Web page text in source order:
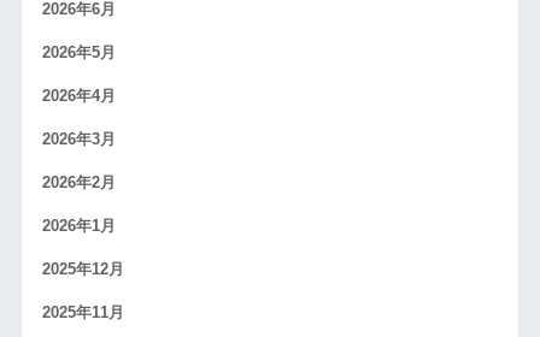
2026年6月
2026年5月
2026年4月
2026年3月
2026年2月
2026年1月
2025年12月
2025年11月